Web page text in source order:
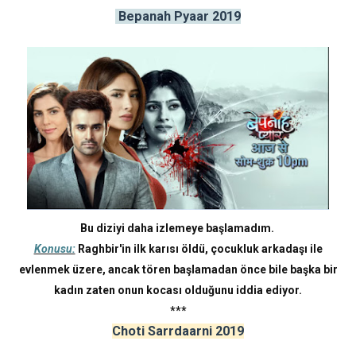
Bepanah Pyaar 2019
Bu diziyi daha izlemeye başlamadım.
Konusu:Raghbir'in ilk karısı öldü, çocukluk arkadaşı ile
evlenmek üzere, ancak tören başlamadan önce bile başka bir
kadın zaten onun kocası olduğunu iddia ediyor.
***
Choti Sarrdaarni 2019